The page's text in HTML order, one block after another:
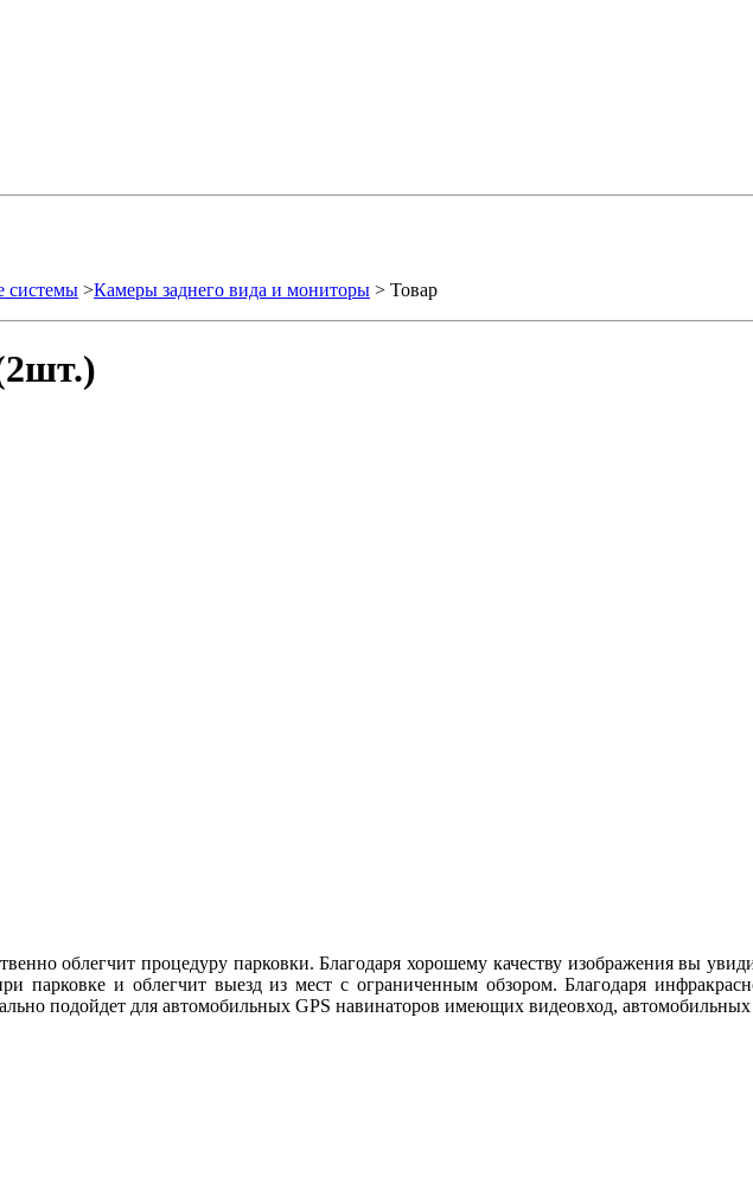
системы >Камеры заднего вида и мониторы > Товар
облегчит процедуру парковки. Благодаря хорошему качеству изображения вы
парковке и облегчит выезд из мест с ограниченным обзором. Благодаря
подойдет для автомобильных GPS навинаторов имеющих видеовход,